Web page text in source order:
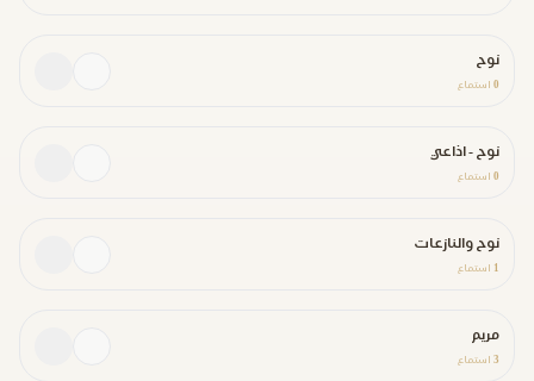
نوح
0 استماع
نوح - اذاعي
0 استماع
نوح والنازعات
1 استماع
مريم
3 استماع